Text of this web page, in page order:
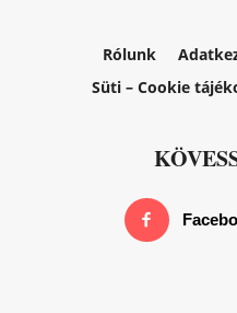
Rólunk
Süti – Cookie